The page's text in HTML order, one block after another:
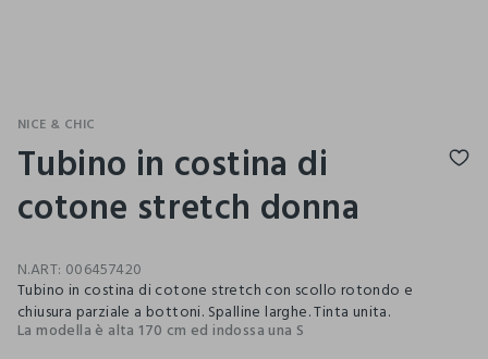
NICE & CHIC
Tubino in costina di
cotone stretch donna
N.ART: 006457420
Tubino in costina di cotone stretch con scollo rotondo e
chiusura parziale a bottoni. Spalline larghe. Tinta unita.
La modella è alta 170 cm ed indossa una S